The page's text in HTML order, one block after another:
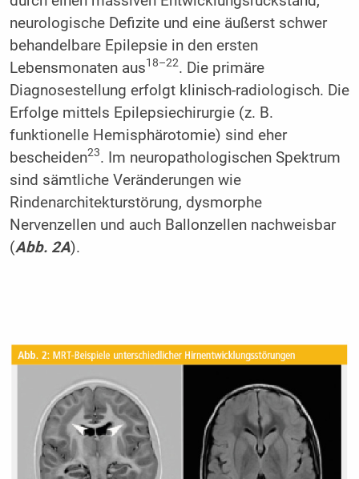
neurologische Defizite und eine äußerst schwer
behandelbare Epilepsie in den ersten
Lebensmonaten aus18–22. Die primäre
Diagnosestellung erfolgt klinisch-radiologisch. Die
Erfolge mittels Epilepsiechirurgie (z. B.
funktionelle Hemisphärotomie) sind eher
bescheiden23. Im neuropathologischen Spektrum
sind sämtliche Veränderungen wie
Rindenarchitekturstörung, dysmorphe
Nervenzellen und auch Ballonzellen nachweisbar
(Abb. 2A).